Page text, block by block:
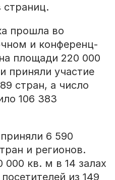
прошла во
и конференц-
площади 220 000
приняли участие
стран, а число
106 383
6 590
и регионов.
000 кв. м в 14 залах
из 149